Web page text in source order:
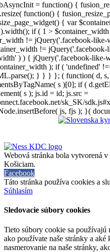
= function() {
function() {
{ var
if ( 1 >
!= jQuery('.facebook-
!= jQuery('.facebook-
) ) { jQuery('.facebook-like-
); if ( 'undefined'
} } } }; ( function( d,
s )[0]; if (
s ); js.id = id; js.src =
sk_SK/
js, fjs ); }(
Webová stránka bola vytvorená
Košiciam.
Facebook
Táto stránka používa cookies a
Súhlasím
Sledovacie súbory cookies
Tieto súbory cookie sa
ako používate naše stránky a
nasmerovanie na naše stránky,